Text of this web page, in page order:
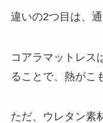
違いの2つ目は、通
コアラマットレス
ることで、熱がこ
ただ、ウレタン素